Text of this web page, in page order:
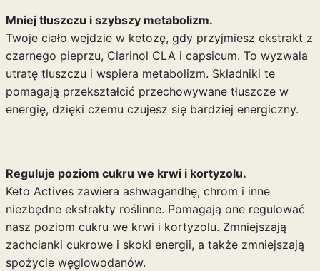
Mniej tłuszczu i szybszy metabolizm.
Twoje ciało wejdzie w ketozę, gdy przyjmiesz ekstrakt z
czarnego pieprzu, Clarinol CLA i capsicum. To wyzwala
utratę tłuszczu i wspiera metabolizm. Składniki te
pomagają przekształcić przechowywane tłuszcze w
energię, dzięki czemu czujesz się bardziej energiczny.
Reguluje poziom cukru we krwi i kortyzolu.
Keto Actives zawiera ashwagandhę, chrom i inne
niezbędne ekstrakty roślinne. Pomagają one regulować
nasz poziom cukru we krwi i kortyzolu. Zmniejszają
zachcianki cukrowe i skoki energii, a także zmniejszają
spożycie węglowodanów.